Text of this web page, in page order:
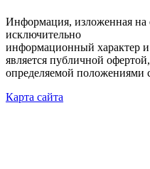
Информация, изложенная на
исключительно
информационный характер
является публичной офертой,
определяемой положениями
Карта сайта